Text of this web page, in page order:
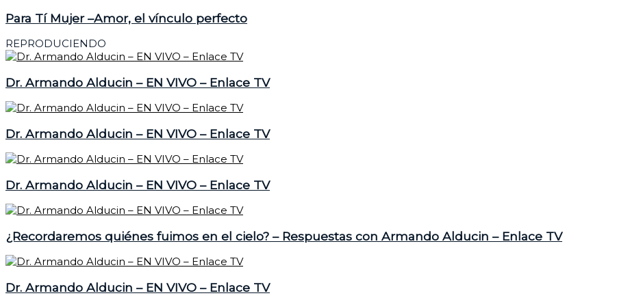
Para Tí Mujer –Amor, el vínculo perfecto
REPRODUCIENDO
Dr. Armando Alducin – EN VIVO – Enlace TV
Dr. Armando Alducin – EN VIVO – Enlace TV
Dr. Armando Alducin – EN VIVO – Enlace TV
¿Recordaremos quiénes fuimos en el cielo? – Respuestas con Armando Alducin – Enlace TV
Dr. Armando Alducin – EN VIVO – Enlace TV